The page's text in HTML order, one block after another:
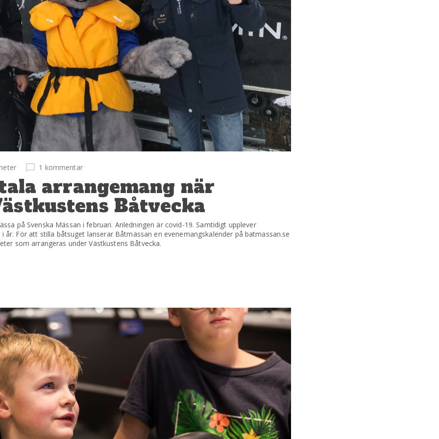
1 kommentar
arrangemang när
Båtvecka
på Svenska Mässan i februari. Anledningen är covid-19. Samtidigt upplever
För att stilla båtsuget lanserar Båtmässan en evenemangskalender på batmassan.se
som arrangeras under Västkustens Båtvecka.